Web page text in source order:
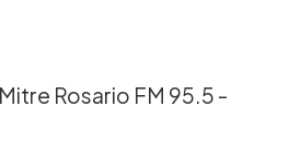
Rosario FM 95.5 -